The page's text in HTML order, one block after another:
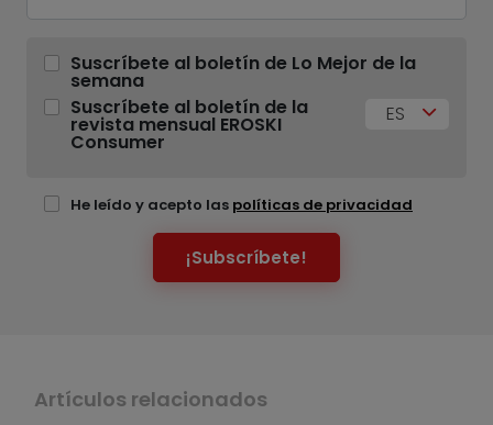
Suscríbete al boletín de Lo Mejor de la
semana
Suscríbete al boletín de la
revista mensual EROSKI
Consumer
ES
He leído y acepto las políticas de privacidad
¡Subscríbete!
Artículos relacionados